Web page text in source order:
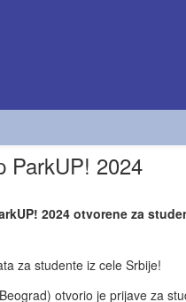
ParkUP! 2024
2024 otvorene za
za studente iz cele Srbije!
otvorio je prijave za